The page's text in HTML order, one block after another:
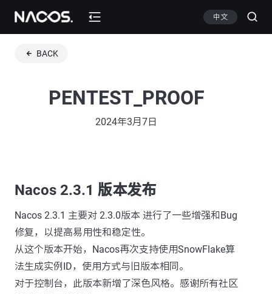
中文
BACK
PENTEST_PROOF
2024年3月7日
Nacos 2.3.1 版本发布
Nacos 2.3.1 主要对 2.3.0版本 进行了一些增强和Bug
修复，以提高易用性和稳定性。
从这个版本开始，Nacos再次支持使用SnowFlake算
法生成实例ID，使用方式与旧版本相同。
对于控制台，此版本新增了深色风格。感谢所有社区